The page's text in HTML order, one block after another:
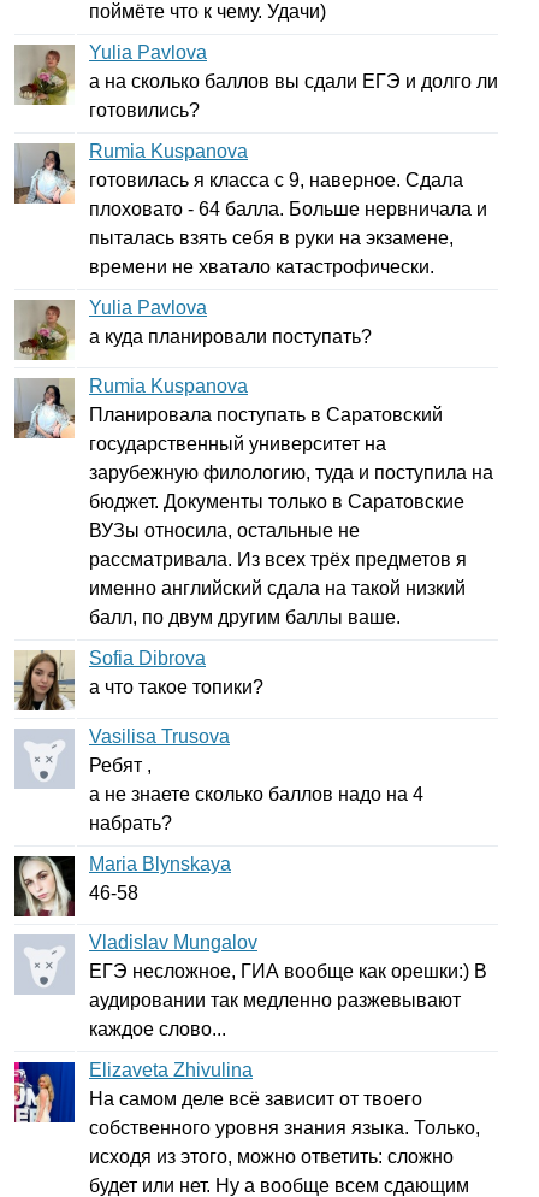
поймёте что к чему. Удачи)
Yulia Pavlova
а на сколько баллов вы сдали ЕГЭ и долго ли
готовились?
Rumia Kuspanova
готовилась я класса с 9, наверное. Сдала
плоховато - 64 балла. Больше нервничала и
пыталась взять себя в руки на экзамене,
времени не хватало катастрофически.
Yulia Pavlova
а куда планировали поступать?
Rumia Kuspanova
Планировала поступать в Саратовский
государственный университет на
зарубежную филологию, туда и поступила на
бюджет. Документы только в Саратовские
ВУЗы относила, остальные не
рассматривала. Из всех трёх предметов я
именно английский сдала на такой низкий
балл, по двум другим баллы ваше.
Sofia Dibrova
а что такое топики?
Vasilisa Trusova
Ребят ,
а не знаете сколько баллов надо на 4
набрать?
Maria Blynskaya
46-58
Vladislav Mungalov
ЕГЭ несложное, ГИА вообще как орешки:) В
аудировании так медленно разжевывают
каждое слово...
Elizaveta Zhivulina
На самом деле всё зависит от твоего
собственного уровня знания языка. Только,
исходя из этого, можно ответить: сложно
будет или нет. Ну а вообще всем сдающим